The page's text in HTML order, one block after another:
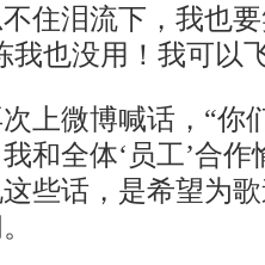
住泪流下，我也
我也没用！我可以
微博喊话，“你
和全体‘员工’合
些话，是希望为